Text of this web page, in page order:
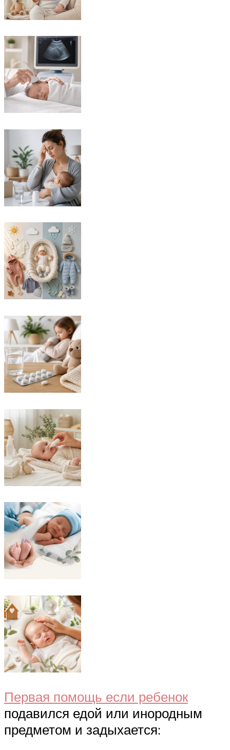
Первая помощь если ребенок
подавился едой или инородным
предметом и задыхается: